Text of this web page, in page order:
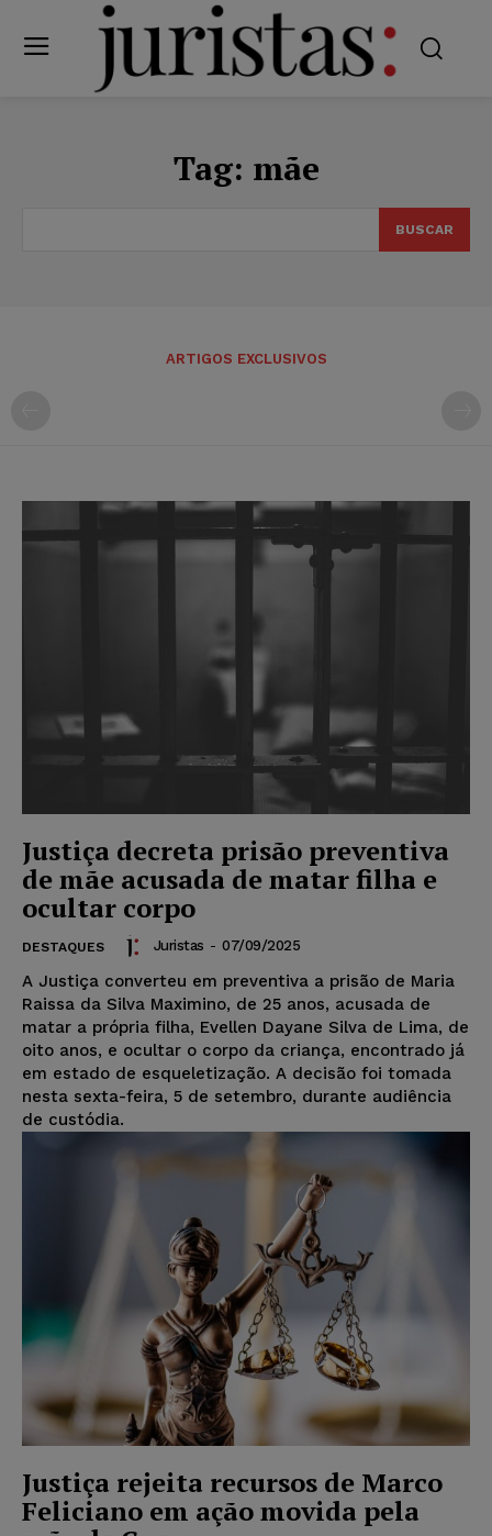
Tag: mãe
BUSCAR
ARTIGOS EXCLUSIVOS
Justiça decreta prisão preventiva
de mãe acusada de matar filha e
ocultar corpo
DESTAQUES Juristas - 07/09/2025
A Justiça converteu em preventiva a prisão de Maria
Raissa da Silva Maximino, de 25 anos, acusada de
matar a própria filha, Evellen Dayane Silva de Lima, de
oito anos, e ocultar o corpo da criança, encontrado já
em estado de esqueletização. A decisão foi tomada
nesta sexta-feira, 5 de setembro, durante audiência
de custódia.
Justiça rejeita recursos de Marco
Feliciano em ação movida pela